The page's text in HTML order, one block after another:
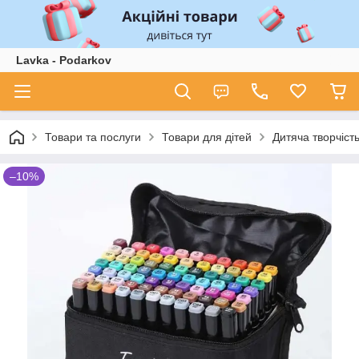
Lavka - Podarkov
Товари та послуги Товари для дітей Дитяча творчість
–10%